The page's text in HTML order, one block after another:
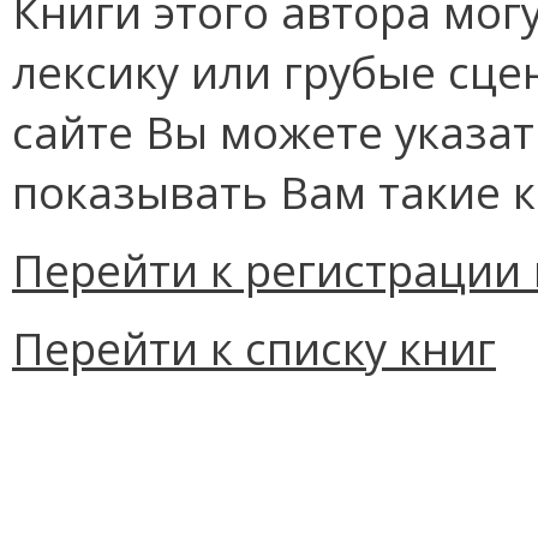
Книги этого автора
лексику или грубые
сайте Вы можете
показывать Вам такие
Перейти к регистрации
Перейти к списку книг